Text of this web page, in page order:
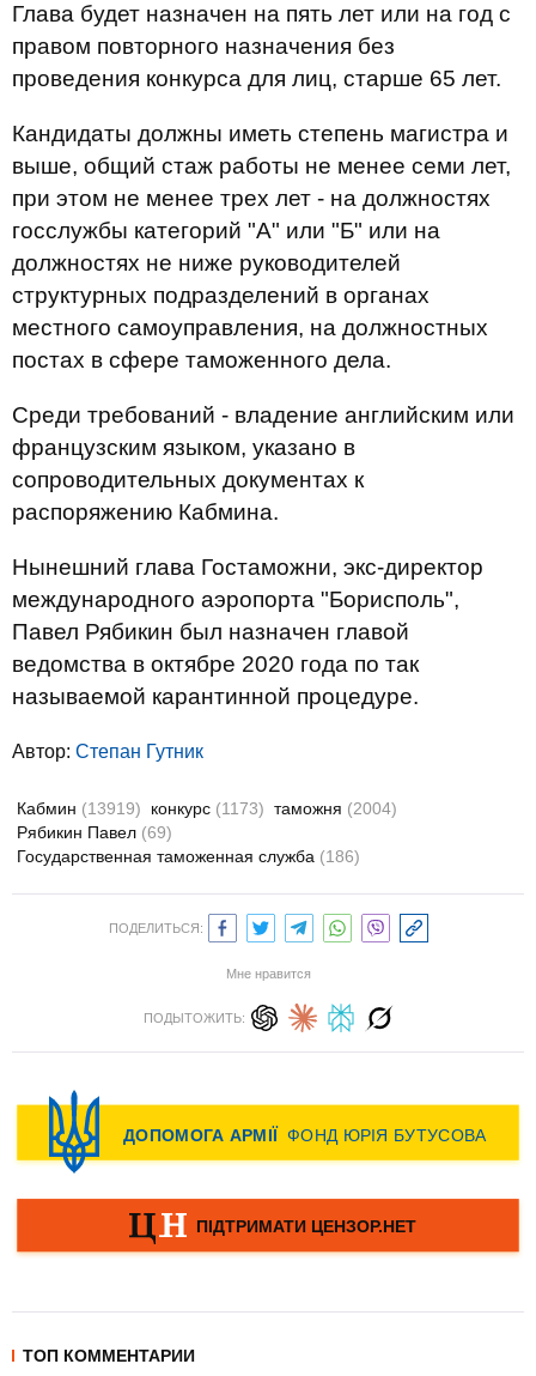
Глава будет назначен на пять лет или на год с
правом повторного назначения без
проведения конкурса для лиц, старше 65 лет.
Кандидаты должны иметь степень магистра и
выше, общий стаж работы не менее семи лет,
при этом не менее трех лет - на должностях
госслужбы категорий "А" или "Б" или на
должностях не ниже руководителей
структурных подразделений в органах
местного самоуправления, на должностных
постах в сфере таможенного дела.
Среди требований - владение английским или
французским языком, указано в
сопроводительных документах к
распоряжению Кабмина.
Нынешний глава Гостаможни, экс-директор
международного аэропорта "Борисполь",
Павел Рябикин был назначен главой
ведомства в октябре 2020 года по так
называемой карантинной процедуре.
Автор: Степан Гутник
Кабмин (13919) конкурс (1173) таможня (2004)
Рябикин Павел (69)
Государственная таможенная служба (186)
ПОДЕЛИТЬСЯ:
Мне нравится
ПОДЫТОЖИТЬ:
ТОП КОММЕНТАРИИ